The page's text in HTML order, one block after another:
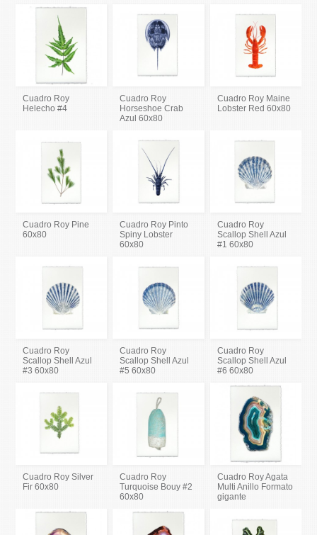
Cuadro Roy
Helecho #4
Cuadro Roy
Horseshoe Crab
Azul 60x80
Cuadro Roy Maine
Lobster Red 60x80
Cuadro Roy Pine
60x80
Cuadro Roy Pinto
Spiny Lobster
60x80
Cuadro Roy
Scallop Shell Azul
#1 60x80
Cuadro Roy
Scallop Shell Azul
#3 60x80
Cuadro Roy
Scallop Shell Azul
#5 60x80
Cuadro Roy
Scallop Shell Azul
#6 60x80
Cuadro Roy Silver
Fir 60x80
Cuadro Roy
Turquoise Bouy #2
60x80
Cuadro Roy Agata
Multi Anillo Formato
gigante